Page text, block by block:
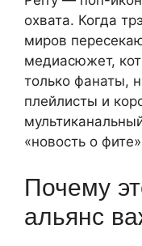
охвата. Когда
миров
медиасюжет,
только фанаты,
плейлисты и
«новость о
Почему
альянс